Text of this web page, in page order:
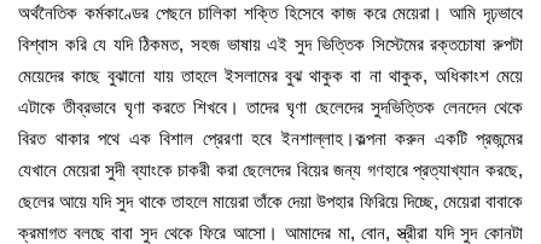
অর্থনৈতিক কর্মকাণ্ডের পেছনে চালিকা শক্তি হিসেবে কাজ করে মেয়েরা। আমি দৃঢ়ভাবে
বিশ্বাস করি যে যদি ঠিকমত, সহজ ভাষায় এই সুদ ভিত্তিক সিস্টেমের রক্তচোষা রুপটা
মেয়েদের কাছে বুঝানো যায় তাহলে ইসলামের বুঝ থাকুক বা না থাকুক, অধিকাংশ মেয়ে
এটাকে তীব্রভাবে ঘৃণা করতে শিখবে। তাদের ঘৃণা ছেলেদের সুদভিত্তিক লেনদেন থেকে
বিরত থাকার পথে এক বিশাল প্রেরণা হবে ইনশাল্লাহ।কল্পনা করুন একটি প্রজন্মের
যেখানে মেয়েরা সুদী ব্যাংকে চাকরী করা ছেলেদের বিয়ের জন্য গণহারে প্রত্যাখ্যান করছে,
ছেলের আয়ে যদি সুদ থাকে তাহলে মায়েরা তাঁকে দেয়া উপহার ফিরিয়ে দিচ্ছে, মেয়েরা বাবাকে
ক্রমাগত বলছে বাবা সুদ থেকে ফিরে আসো। আমাদের মা, বোন, স্ত্রীরা যদি সুদ কোনটা